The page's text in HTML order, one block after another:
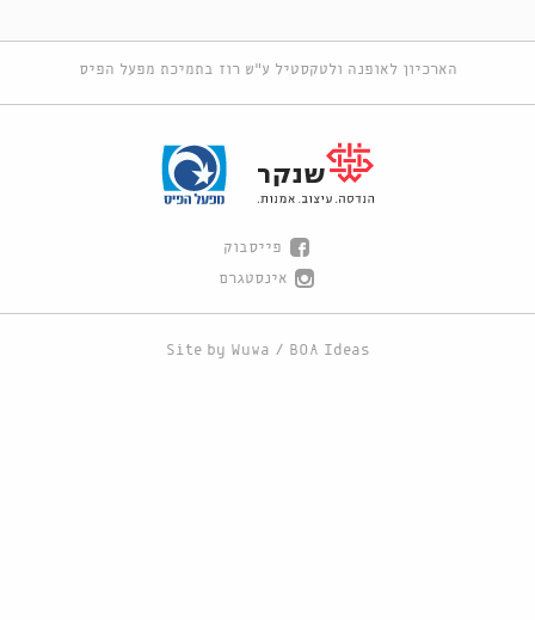
הארכיון לאופנה ולטקסטיל ע"ש רוז בתמיכת מפעל הפיס
פייסבוק
אינסטגרם
Site by Wuwa / BOA Ideas